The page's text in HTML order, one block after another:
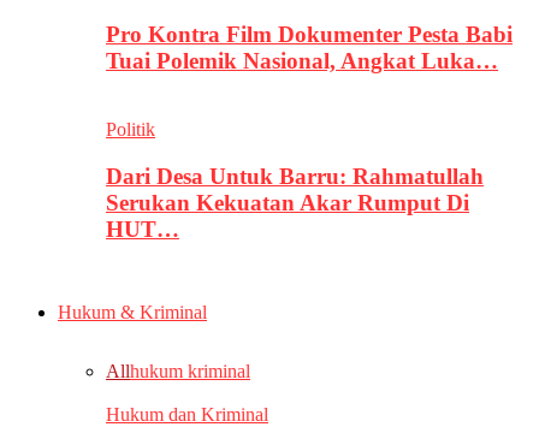
Pro Kontra Film Dokumenter Pesta Babi
Tuai Polemik Nasional, Angkat Luka…
Politik
Dari Desa Untuk Barru: Rahmatullah
Serukan Kekuatan Akar Rumput Di
HUT…
Hukum & Kriminal
Allhukum kriminal
Hukum dan Kriminal